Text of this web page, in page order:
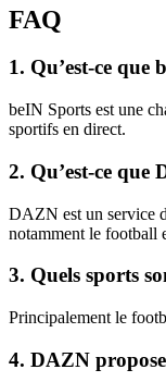
FAQ
1. Qu’est-ce que
beIN Sports est une
sportifs en direct.
2. Qu’est-ce que
DAZN est un service
notamment le football
3. Quels sports
Principalement le
4. DAZN